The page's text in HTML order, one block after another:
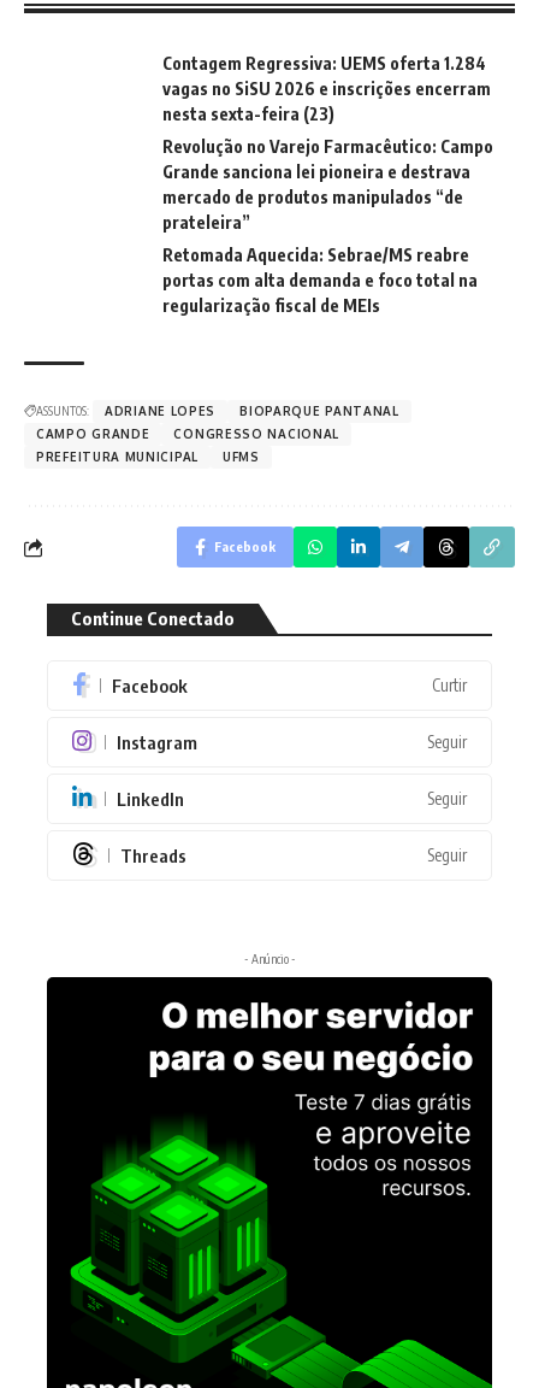
Contagem Regressiva: UEMS oferta 1.284
vagas no SiSU 2026 e inscrições encerram
nesta sexta-feira (23)
Revolução no Varejo Farmacêutico: Campo
Grande sanciona lei pioneira e destrava
mercado de produtos manipulados “de
prateleira”
Retomada Aquecida: Sebrae/MS reabre
portas com alta demanda e foco total na
regularização fiscal de MEIs
ASSUNTOS: ADRIANE LOPES
BIOPARQUE PANTANAL
CAMPO GRANDE
CONGRESSO NACIONAL
PREFEITURA MUNICIPAL
UFMS
Facebook
Continue Conectado
Facebook Curtir
Instagram Seguir
LinkedIn Seguir
Threads Seguir
- Anúncio -